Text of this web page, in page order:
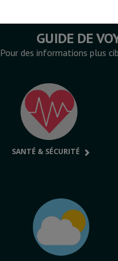
GUIDE DE
Pour des informations plus
SANTÉ & SÉCURITÉ